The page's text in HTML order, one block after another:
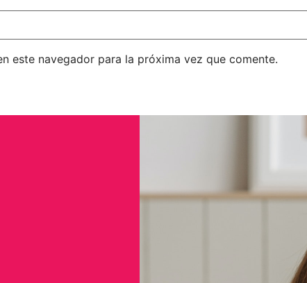
este navegador para la próxima vez que comente.